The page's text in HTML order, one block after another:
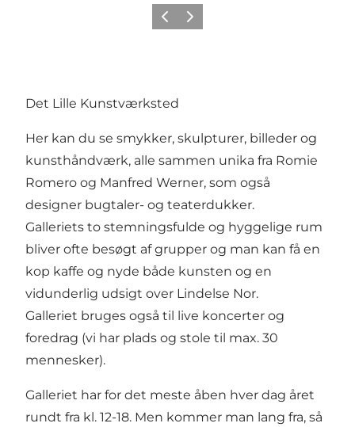
ForrigeNæste
Det Lille Kunstværksted
Her kan du se smykker, skulpturer, billeder og
kunsthåndværk, alle sammen unika fra Romie
Romero og Manfred Werner, som også
designer bugtaler- og teaterdukker.
Galleriets to stemningsfulde og hyggelige rum
bliver ofte besøgt af grupper og man kan få en
kop kaffe og nyde både kunsten og en
vidunderlig udsigt over Lindelse Nor.
Galleriet bruges også til live koncerter og
foredrag (vi har plads og stole til max. 30
mennesker).
Galleriet har for det meste åben hver dag året
rundt fra kl. 12-18. Men kommer man lang fra, så